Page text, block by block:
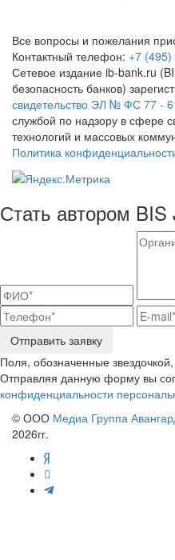
Все вопросы и пожелания
Контактный телефон: +7
Сетевое издание ib-bank.ru
безопасность банков)
свидетельство ЭЛ № ФС 77 -
службой по надзору в сфере
технологий и массовых
Политика
Стать автором BIS
Отправить заявку
Поля, обозначенные
Отправляя данную форму вы
конфиденциальности
© ООО Медиа Группа
2026гг.